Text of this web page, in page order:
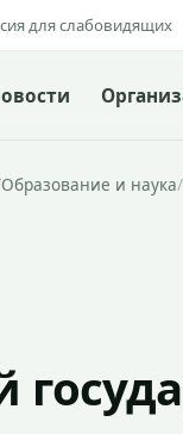
для слабовидящих
Образование и наука/